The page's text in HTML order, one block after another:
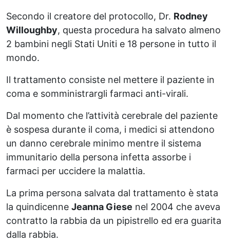
Secondo il creatore del protocollo, Dr. Rodney
Willoughby, questa procedura ha salvato almeno
2 bambini negli Stati Uniti e 18 persone in tutto il
mondo.
Il trattamento consiste nel mettere il paziente in
coma e somministrargli farmaci anti-virali.
Dal momento che l’attività cerebrale del paziente
è sospesa durante il coma, i medici si attendono
un danno cerebrale minimo mentre il sistema
immunitario della persona infetta assorbe i
farmaci per uccidere la malattia.
La prima persona salvata dal trattamento è stata
la quindicenne Jeanna Giese nel 2004 che aveva
contratto la rabbia da un pipistrello ed era guarita
dalla rabbia.